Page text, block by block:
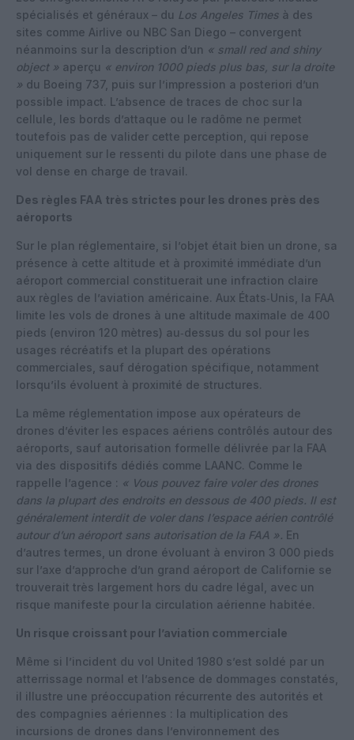
spécialisés et généraux – du Los Angeles Times à des
sites comme Airlive ou NBC San Diego – convergent
néanmoins sur la description d’un « small red and shiny
object » aperçu « environ 1000 pieds plus bas, sur la droite
» du Boeing 737, puis sur l’impression a posteriori d’un
possible impact. L’absence de traces de choc sur la
cellule, les bords d’attaque ou le radôme ne permet
toutefois pas de valider cette perception, qui repose
uniquement sur le ressenti du pilote dans une phase de
vol dense en charge de travail.
Des règles FAA très strictes pour les drones près des
aéroports
Sur le plan réglementaire, si l’objet était bien un drone, sa
présence à cette altitude et à proximité immédiate d’un
aéroport commercial constituerait une infraction claire
aux règles de l’aviation américaine. Aux États‑Unis, la FAA
limite les vols de drones à une altitude maximale de 400
pieds (environ 120 mètres) au‑dessus du sol pour les
usages récréatifs et la plupart des opérations
commerciales, sauf dérogation spécifique, notamment
lorsqu’ils évoluent à proximité de structures.
La même réglementation impose aux opérateurs de
drones d’éviter les espaces aériens contrôlés autour des
aéroports, sauf autorisation formelle délivrée par la FAA
via des dispositifs dédiés comme LAANC. Comme le
rappelle l’agence : « Vous pouvez faire voler des drones
dans la plupart des endroits en dessous de 400 pieds. Il est
généralement interdit de voler dans l’espace aérien contrôlé
autour d’un aéroport sans autorisation de la FAA ». En
d’autres termes, un drone évoluant à environ 3 000 pieds
sur l’axe d’approche d’un grand aéroport de Californie se
trouverait très largement hors du cadre légal, avec un
risque manifeste pour la circulation aérienne habitée.
Un risque croissant pour l’aviation commerciale
Même si l’incident du vol United 1980 s’est soldé par un
atterrissage normal et l’absence de dommages constatés,
il illustre une préoccupation récurrente des autorités et
des compagnies aériennes : la multiplication des
incursions de drones dans l’environnement des